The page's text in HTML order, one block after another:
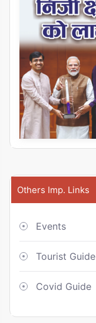
Others Imp. Links
Events
Tourist Guide
Covid Guide